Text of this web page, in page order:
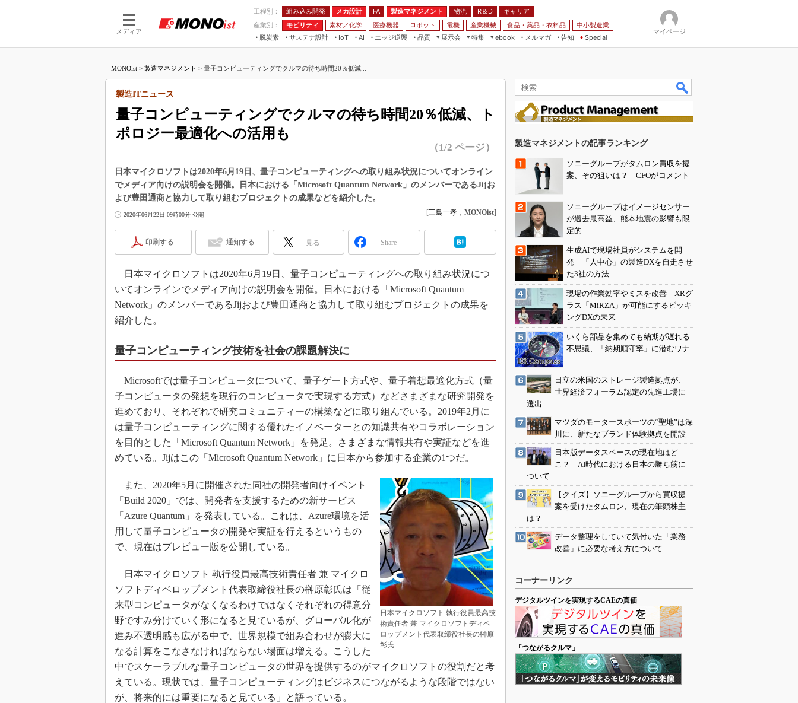
メディア
工程別： 組み込み開発 メカ設計 FA 製造マネジメント 物流 R＆D
キャリア
産業別：
モビリティ 素材／化学 医療機器 ロボット 電機 産業機械 食品・薬品・衣料品
中小製造業
脱炭素
サステナ設計
IoT
つながる工場
AI
AI×設備保全
エッジ逆襲 品質
展示会
JIMTOF
IIFES
TECHNO-FRONTIER
人テク展
スマート工場EXPO
日本ものづくりワールド
産業オープンネット展
特集
つながるクルマ
VR／AR
フィールドサービス
組み込みモデリング
Windows Embedded
3Dプリンタ
デジタルツインとCAE
S＆OP
製造業ビッグデータ
メイドインジャパン
植物工場
知財マネジメント
グローバル設計・開発
新型コロナへの対応
ebook
FA
モビリティ
メルマガ
告知 Special
マイページ
MONOist > 製造マネジメント > 量子コンピューティングでクルマの待ち時間20％低減...
量子コンピューティングでクルマの待ち時間20％低減、ト
ポロジー最適化への活用も
製造ITニュース
（1/2 ページ）
日本マイクロソフトは2020年6月19日、量子コンピューティングへの取り組み状況についてオンライン
でメディア向けの説明会を開催。日本における「Microsoft Quantum Network」のメンバーであるJijお
よび豊田通商と協力して取り組むプロジェクトの成果などを紹介した。
2020年06月22日 09時00分 公開 [三島一孝 ， MONOist]
印刷する 通知する 見る Share
日本マイクロソフトは2020年6月19日、量子コンピューティングへの取り組み状況につ
いてオンラインでメディア向けの説明会を開催。日本における「Microsoft Quantum
Network」のメンバーであるJijおよび豊田通商と協力して取り組むプロジェクトの成果を
紹介した。
量子コンピューティング技術を社会の課題解決に
Microsoftでは量子コンピュータについて、量子ゲート方式や、量子着想最適化方式（量
子コンピュータの発想を現行のコンピュータで実現する方式）などさまざまな研究開発を
進めており、それぞれで研究コミュニティーの構築などに取り組んでいる。2019年2月に
は量子コンピューティングに関する優れたイノベーターとの知識共有やコラボレーション
を目的とした「Microsoft Quantum Network」を発足。さまざまな情報共有や実証などを進
めている。Jijはこの「Microsoft Quantum Network」に日本から参加する企業の1つだ。
日本マイクロソフト 執行役員最高技
術責任者 兼 マイクロソフトディベ
ロップメント代表取締役社長の榊原
彰氏
また、2020年5月に開催された同社の開発者向けイベント
「Build 2020」では、開発者を支援するための新サービス
「Azure Quantum」を発表している。これは、Azure環境を活
用して量子コンピュータの開発や実証を行えるというもの
で、現在はプレビュー版を公開している。
日本マイクロソフト 執行役員最高技術責任者 兼 マイクロ
ソフトディベロップメント代表取締役社長の榊原彰氏は「従
来型コンピュータがなくなるわけではなくそれぞれの得意分
野ですみ分けていく形になると見ているが、グローバル化が
進み不透明感も広がる中で、世界規模で組み合わせが膨大に
なる計算をこなさなければならない場面は増える。こうした
中でスケーラブルな量子コンピュータの世界を提供するのがマイクロソフトの役割だと考
えている。現状では、量子コンピューティングはビジネスにつながるような段階ではない
が、将来的には重要になると見ている」と語っている。
製造マネジメントの記事ランキング
ソニーグループがタムロン買収を提
案、その狙いは？ CFOがコメント
ソニーグループはイメージセンサー
が過去最高益、熊本地震の影響も限
定的
生成AIで現場社員がシステムを開
発 「人中心」の製造DXを自走させ
た3社の方法
現場の作業効率やミスを改善 XRグ
ラス「MiRZA」が可能にするピッキ
ングDXの未来
いくら部品を集めても納期が遅れる
不思議、「納期順守率」に潜むワナ
日立の米国のストレージ製造拠点が、
世界経済フォーラム認定の先進工場に
選出
マツダのモータースポーツの“聖地”は深
川に、新たなブランド体験拠点を開設
日本版データスペースの現在地はど
こ？ AI時代における日本の勝ち筋に
ついて
【クイズ】ソニーグループから買収提
案を受けたタムロン、現在の筆頭株主
は？
データ整理をしていて気付いた「業務
改善」に必要な考え方について
コーナーリンク
デジタルツインを実現するCAEの真価
「つながるクルマ」